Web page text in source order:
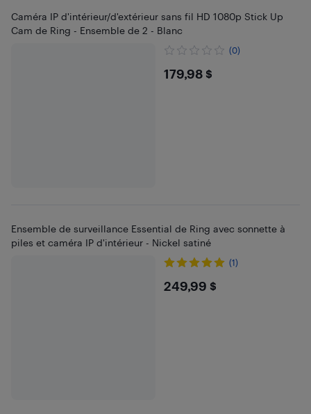
Caméra IP d'intérieur/d'extérieur sans fil HD 1080p Stick Up
Cam de Ring - Ensemble de 2 - Blanc
(0)
$179.98
179,98 $
Ensemble de surveillance Essential de Ring avec sonnette à
piles et caméra IP d'intérieur - Nickel satiné
(1)
$249.99
249,99 $